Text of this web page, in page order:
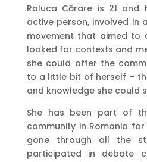
Raluca Cărare is 21 and
active person, involved in
movement that aimed to
looked for contexts and
she could offer the
to a little bit of herself –
and knowledge she could
She has been part of
community in Romania
gone through all the
participated in debate